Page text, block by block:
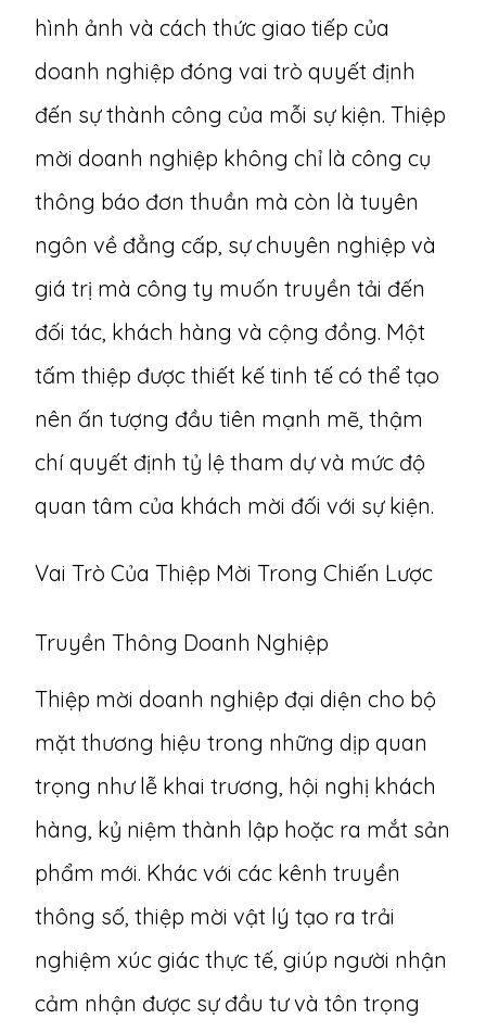
hình ảnh và cách thức giao tiếp của
doanh nghiệp đóng vai trò quyết định
đến sự thành công của mỗi sự kiện. Thiệp
mời doanh nghiệp không chỉ là công cụ
thông báo đơn thuần mà còn là tuyên
ngôn về đẳng cấp, sự chuyên nghiệp và
giá trị mà công ty muốn truyền tải đến
đối tác, khách hàng và cộng đồng. Một
tấm thiệp được thiết kế tinh tế có thể tạo
nên ấn tượng đầu tiên mạnh mẽ, thậm
chí quyết định tỷ lệ tham dự và mức độ
quan tâm của khách mời đối với sự kiện.
Vai Trò Của Thiệp Mời Trong Chiến Lược
Truyền Thông Doanh Nghiệp
Thiệp mời doanh nghiệp đại diện cho bộ
mặt thương hiệu trong những dịp quan
trọng như lễ khai trương, hội nghị khách
hàng, kỷ niệm thành lập hoặc ra mắt sản
phẩm mới. Khác với các kênh truyền
thông số, thiệp mời vật lý tạo ra trải
nghiệm xúc giác thực tế, giúp người nhận
cảm nhận được sự đầu tư và tôn trọng